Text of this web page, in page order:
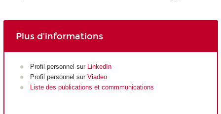
Plus d'informations
Profil personnel sur LinkedIn
Profil personnel sur Viadeo
Liste des publications et commmunications